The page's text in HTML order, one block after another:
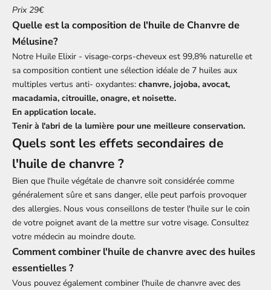
Prix 29€
Quelle est la composition de l'huile de Chanvre de
Mélusine?
Notre Huile Elixir - visage-corps-cheveux est 99,8% naturelle et
sa composition contient une sélection idéale de 7 huiles aux
multiples vertus anti- oxydantes: chanvre, jojoba, avocat,
macadamia, citrouille, onagre, et noisette.
En application locale.
Tenir à l'abri de la lumière pour une meilleure conservation.
Quels sont les effets secondaires de
l'huile de chanvre ?
Bien que l'huile végétale de chanvre soit considérée comme
généralement sûre et sans danger, elle peut parfois provoquer
des allergies. Nous vous conseillons de tester l'huile sur le coin
de votre poignet avant de la mettre sur votre visage. Consultez
votre médecin au moindre doute.
Comment combiner l'huile de chanvre avec des huiles
essentielles ?
Vous pouvez également combiner l'huile de chanvre avec des